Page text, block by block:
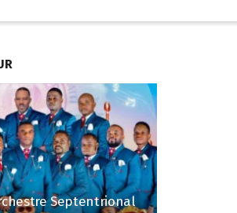
Septentrional